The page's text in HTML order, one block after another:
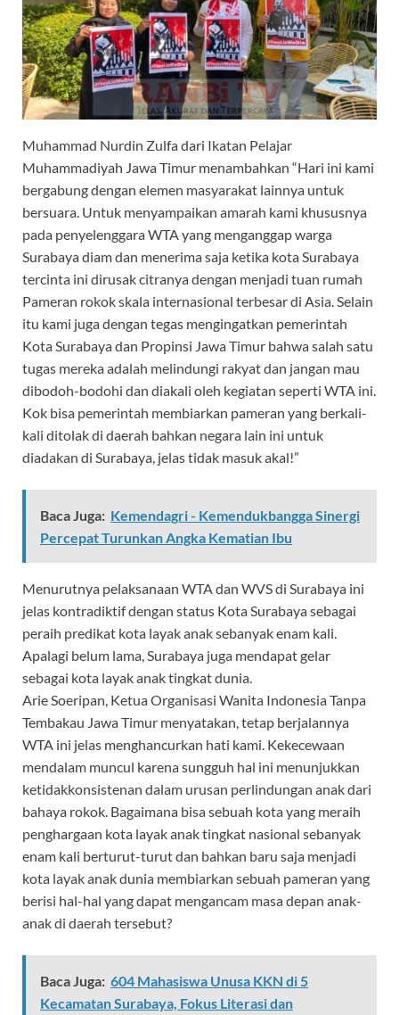
Muhammad Nurdin Zulfa dari Ikatan Pelajar
Muhammadiyah Jawa Timur menambahkan “Hari ini kami
bergabung dengan elemen masyarakat lainnya untuk
bersuara. Untuk menyampaikan amarah kami khususnya
pada penyelenggara WTA yang menganggap warga
Surabaya diam dan menerima saja ketika kota Surabaya
tercinta ini dirusak citranya dengan menjadi tuan rumah
Pameran rokok skala internasional terbesar di Asia. Selain
itu kami juga dengan tegas mengingatkan pemerintah
Kota Surabaya dan Propinsi Jawa Timur bahwa salah satu
tugas mereka adalah melindungi rakyat dan jangan mau
dibodoh-bodohi dan diakali oleh kegiatan seperti WTA ini.
Kok bisa pemerintah membiarkan pameran yang berkali-
kali ditolak di daerah bahkan negara lain ini untuk
diadakan di Surabaya, jelas tidak masuk akal!”
Baca Juga: Kemendagri - Kemendukbangga Sinergi
Percepat Turunkan Angka Kematian Ibu
Menurutnya pelaksanaan WTA dan WVS di Surabaya ini
jelas kontradiktif dengan status Kota Surabaya sebagai
peraih predikat kota layak anak sebanyak enam kali.
Apalagi belum lama, Surabaya juga mendapat gelar
sebagai kota layak anak tingkat dunia.
Arie Soeripan, Ketua Organisasi Wanita Indonesia Tanpa
Tembakau Jawa Timur menyatakan, tetap berjalannya
WTA ini jelas menghancurkan hati kami. Kekecewaan
mendalam muncul karena sungguh hal ini menunjukkan
ketidakkonsistenan dalam urusan perlindungan anak dari
bahaya rokok. Bagaimana bisa sebuah kota yang meraih
penghargaan kota layak anak tingkat nasional sebanyak
enam kali berturut-turut dan bahkan baru saja menjadi
kota layak anak dunia membiarkan sebuah pameran yang
berisi hal-hal yang dapat mengancam masa depan anak-
anak di daerah tersebut?
Baca Juga: 604 Mahasiswa Unusa KKN di 5
Kecamatan Surabaya, Fokus Literasi dan